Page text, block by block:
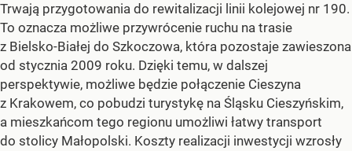
Trwają przygotowania do rewitalizacji linii kolejowej nr 190.
To oznacza możliwe przywrócenie ruchu na trasie
z Bielsko-Białej do Szkoczowa, która pozostaje zawieszona
od stycznia 2009 roku. Dzięki temu, w dalszej
perspektywie, możliwe będzie połączenie Cieszyna
z Krakowem, co pobudzi turystykę na Śląsku Cieszyńskim,
a mieszkańcom tego regionu umożliwi łatwy transport
do stolicy Małopolski. Koszty realizacji inwestycji wzrosły